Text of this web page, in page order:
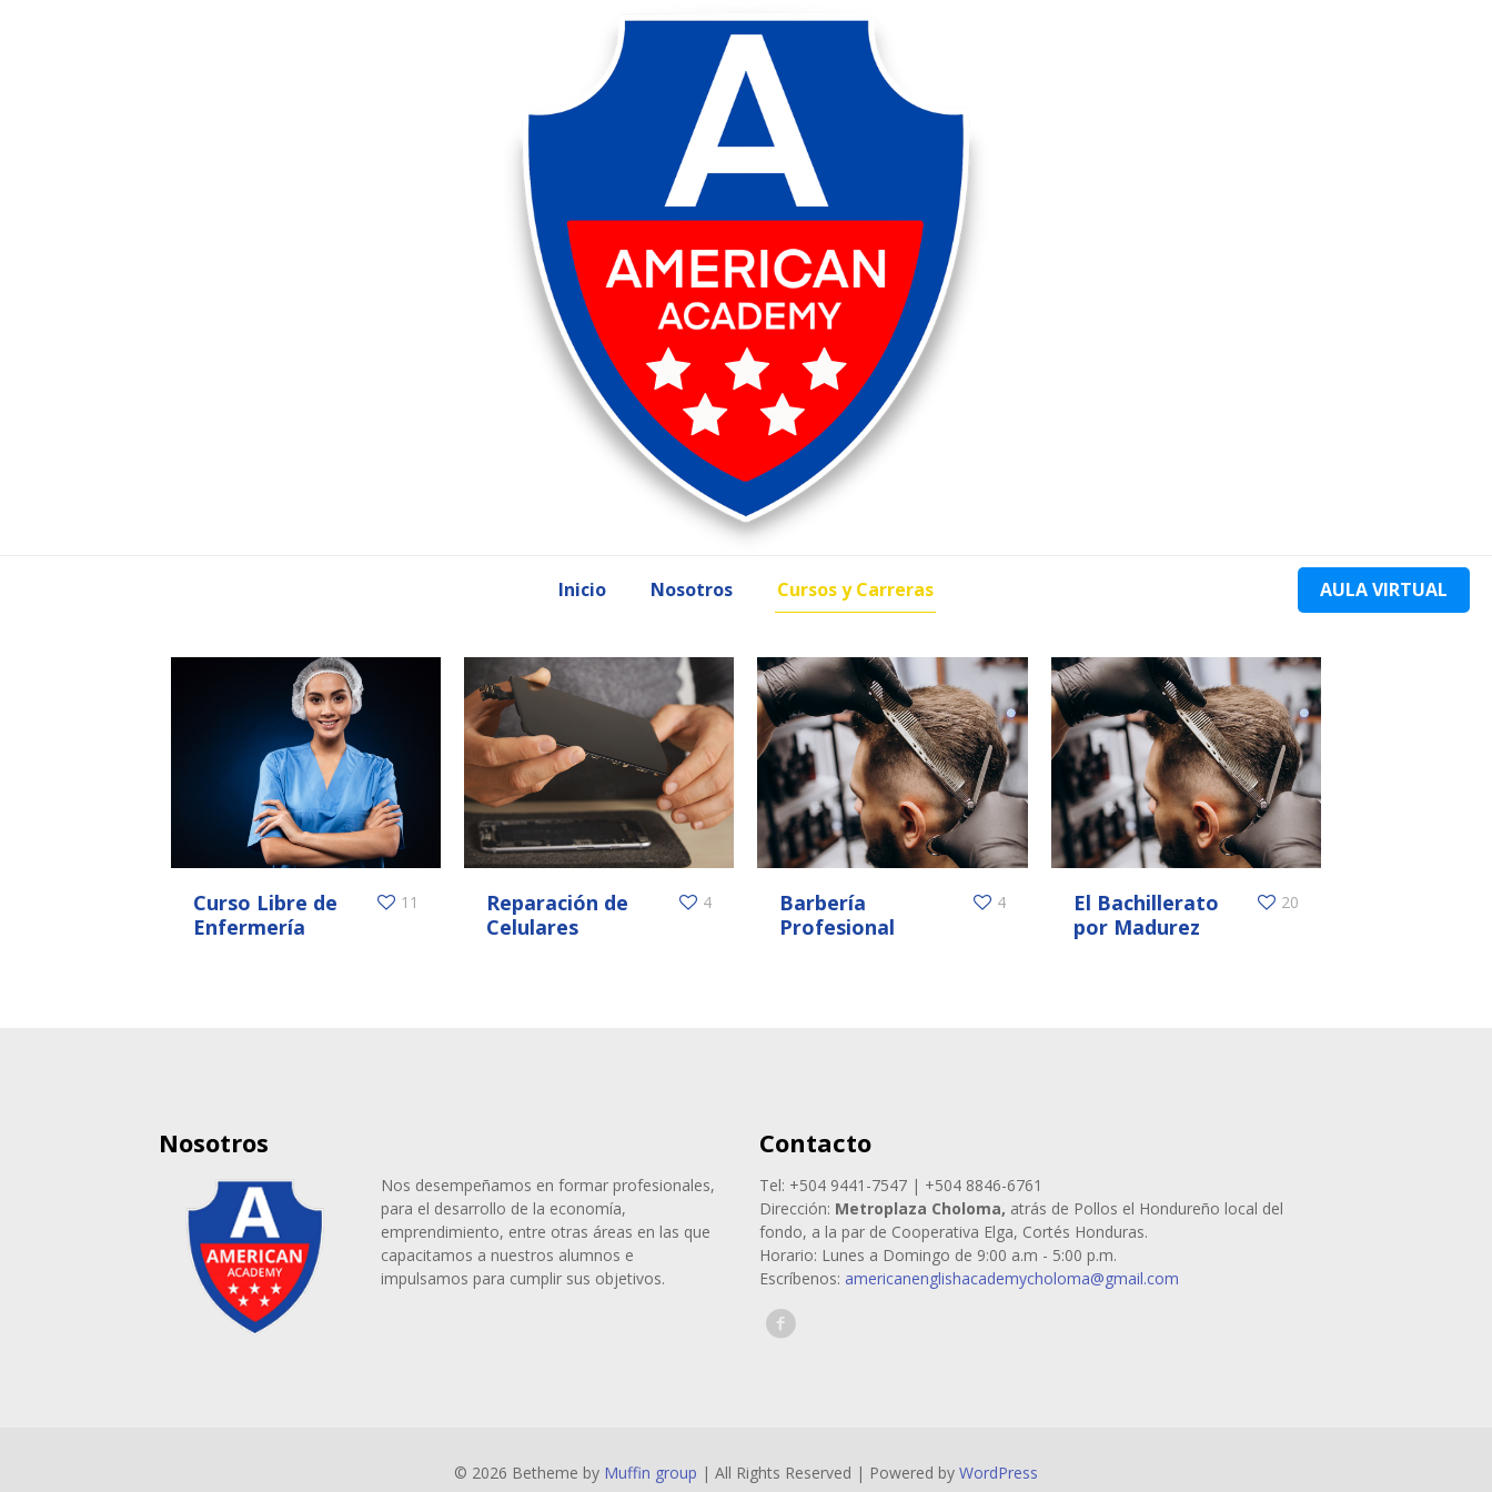
Inicio Nosotros Cursos y Carreras AULA VIRTUAL
Curso Libre de
Enfermería
11
Reparación de
Celulares
4
Barbería
Profesional
4
El Bachillerato
por Madurez
20
Nosotros
Nos desempeñamos en formar profesionales,
para el desarrollo de la economía,
emprendimiento, entre otras áreas en las que
capacitamos a nuestros alumnos e
impulsamos para cumplir sus objetivos.
Contacto
Tel: +504 9441-7547 | +504 8846-6761
Dirección: Metroplaza Choloma, atrás de Pollos el Hondureño local del
fondo, a la par de Cooperativa Elga, Cortés Honduras.
Horario: Lunes a Domingo de 9:00 a.m - 5:00 p.m.
Escríbenos: americanenglishacademycholoma@gmail.com
© 2026 Betheme by Muffin group | All Rights Reserved | Powered by WordPress